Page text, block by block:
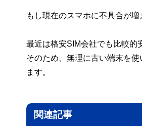
もし現在のスマホに不具合が
最近は格安SIM会社でも比較的
そのため、無理に古い端末を
ます。
関連記事